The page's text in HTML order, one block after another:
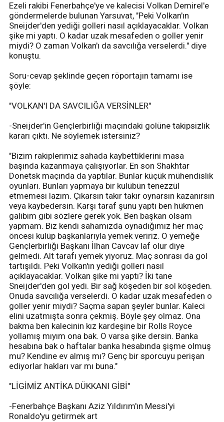
Ezeli rakibi Fenerbahçe'ye ve kalecisi Volkan Demirel'e
göndermelerde bulunan Yarsuvat, "Peki Volkan'ın
Sneijder'den yediği golleri nasıl açıklayacaklar. Volkan
şike mi yaptı. O kadar uzak mesafeden o goller yenir
miydi? O zaman Volkan'ı da savcılığa verselerdi." diye
konuştu.
Soru-cevap şeklinde geçen röportajın tamamı ise
şöyle:
"VOLKAN'I DA SAVCILIĞA VERSİNLER"
-Sneijder'in Gençlerbirliği maçındaki golüne takipsizlik
kararı çıktı. Ne söylemek istersiniz?
"Bizim rakiplerimiz sahada kaybettiklerini masa
başında kazanmaya çalışıyorlar. En son Shakhtar
Donetsk maçında da yaptılar. Bunlar küçük mühendislik
oyunları. Bunları yapmaya bir kulübün tenezzül
etmemesi lazım. Çıkarsın takır takır oynarsın kazanırsın
veya kaybedersin. Karşı taraf şunu yaptı ben hükmen
galibim gibi sözlere gerek yok. Ben başkan olsam
yapmam. Biz kendi sahamızda oynadığımız her maç
öncesi kulüp başkanlarıyla yemek veririz. O yemeğe
Gençlerbirliği Başkanı İlhan Cavcav laf olur diye
gelmedi. Alt tarafı yemek yiyoruz. Maç sonrası da gol
tartışıldı. Peki Volkan'ın yediği golleri nasıl
açıklayacaklar. Volkan şike mi yaptı? İki tane
Sneijder'den gol yedi. Bir sağ köşeden bir sol köşeden.
Onuda savcılığa verselerdi. O kadar uzak mesafeden o
goller yenir miydi? Saçma sapan şeyler bunlar. Kaleci
elini uzatmışta sonra çekmiş. Böyle şey olmaz. Ona
bakma ben kalecinin kız kardeşine bir Rolls Royce
yollamış mıyım ona bak. O varsa şike dersin. Banka
hesabına bak o haftalar banka hesabında şişme olmuş
mu? Kendine ev almış mı? Genç bir sporcuyu perişan
ediyorlar hakları var mı buna."
"LİGİMİZ ANTİKA DÜKKANI GİBİ"
-Fenerbahçe Başkanı Aziz Yıldırım'ın Messi'yi
Ronaldo'yu getirmek art